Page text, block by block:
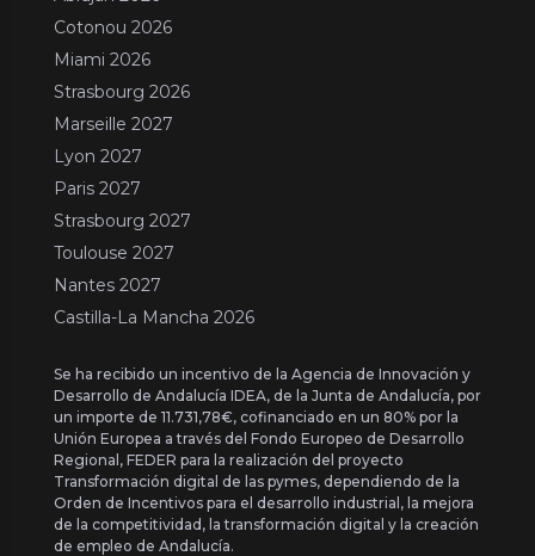
Cotonou 2026
Miami 2026
Strasbourg 2026
Marseille 2027
Lyon 2027
Paris 2027
Strasbourg 2027
Toulouse 2027
Nantes 2027
Castilla-La Mancha 2026
Se ha recibido un incentivo de la Agencia de Innovación y
Desarrollo de Andalucía IDEA, de la Junta de Andalucía, por
un importe de 11.731,78€, cofinanciado en un 80% por la
Unión Europea a través del Fondo Europeo de Desarrollo
Regional, FEDER para la realización del proyecto
Transformación digital de las pymes, dependiendo de la
Orden de Incentivos para el desarrollo industrial, la mejora
de la competitividad, la transformación digital y la creación
de empleo de Andalucía.